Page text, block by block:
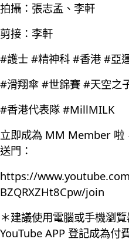
拍攝：張志孟、李軒
剪接：李軒
#護士 #精神科 #香港 #亞
#滑翔傘 #世錦賽 #天空之
#香港代表隊 #MillMILK
立即成為 MM Member 啦
送門：
https://
BZQRXZHt8Cpw/join
＊建議使用電腦或手機瀏
YouTube APP 登記成為付